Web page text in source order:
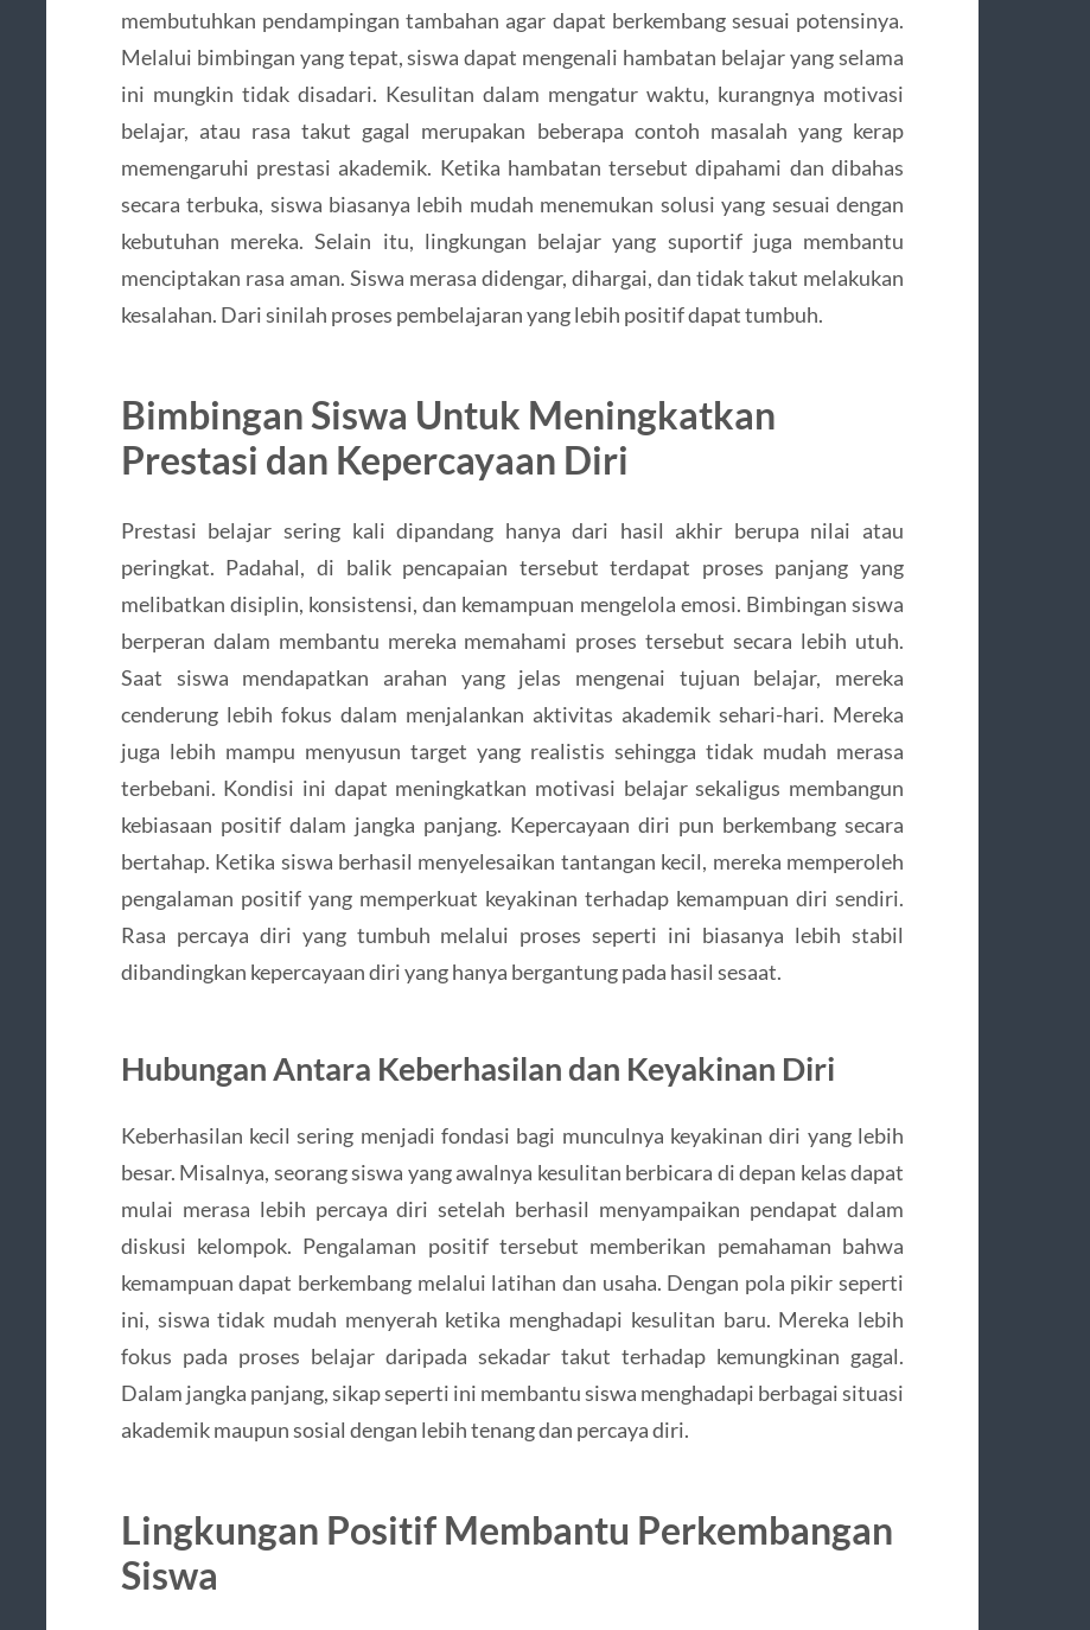
membutuhkan pendampingan tambahan agar dapat berkembang sesuai potensinya.
Melalui bimbingan yang tepat, siswa dapat mengenali hambatan belajar yang selama
ini mungkin tidak disadari. Kesulitan dalam mengatur waktu, kurangnya motivasi
belajar, atau rasa takut gagal merupakan beberapa contoh masalah yang kerap
memengaruhi prestasi akademik. Ketika hambatan tersebut dipahami dan dibahas
secara terbuka, siswa biasanya lebih mudah menemukan solusi yang sesuai dengan
kebutuhan mereka. Selain itu, lingkungan belajar yang suportif juga membantu
menciptakan rasa aman. Siswa merasa didengar, dihargai, dan tidak takut melakukan
kesalahan. Dari sinilah proses pembelajaran yang lebih positif dapat tumbuh.
Bimbingan Siswa Untuk Meningkatkan
Prestasi dan Kepercayaan Diri
Prestasi belajar sering kali dipandang hanya dari hasil akhir berupa nilai atau
peringkat. Padahal, di balik pencapaian tersebut terdapat proses panjang yang
melibatkan disiplin, konsistensi, dan kemampuan mengelola emosi. Bimbingan siswa
berperan dalam membantu mereka memahami proses tersebut secara lebih utuh.
Saat siswa mendapatkan arahan yang jelas mengenai tujuan belajar, mereka
cenderung lebih fokus dalam menjalankan aktivitas akademik sehari-hari. Mereka
juga lebih mampu menyusun target yang realistis sehingga tidak mudah merasa
terbebani. Kondisi ini dapat meningkatkan motivasi belajar sekaligus membangun
kebiasaan positif dalam jangka panjang. Kepercayaan diri pun berkembang secara
bertahap. Ketika siswa berhasil menyelesaikan tantangan kecil, mereka memperoleh
pengalaman positif yang memperkuat keyakinan terhadap kemampuan diri sendiri.
Rasa percaya diri yang tumbuh melalui proses seperti ini biasanya lebih stabil
dibandingkan kepercayaan diri yang hanya bergantung pada hasil sesaat.
Hubungan Antara Keberhasilan dan Keyakinan Diri
Keberhasilan kecil sering menjadi fondasi bagi munculnya keyakinan diri yang lebih
besar. Misalnya, seorang siswa yang awalnya kesulitan berbicara di depan kelas dapat
mulai merasa lebih percaya diri setelah berhasil menyampaikan pendapat dalam
diskusi kelompok. Pengalaman positif tersebut memberikan pemahaman bahwa
kemampuan dapat berkembang melalui latihan dan usaha. Dengan pola pikir seperti
ini, siswa tidak mudah menyerah ketika menghadapi kesulitan baru. Mereka lebih
fokus pada proses belajar daripada sekadar takut terhadap kemungkinan gagal.
Dalam jangka panjang, sikap seperti ini membantu siswa menghadapi berbagai situasi
akademik maupun sosial dengan lebih tenang dan percaya diri.
Lingkungan Positif Membantu Perkembangan
Siswa